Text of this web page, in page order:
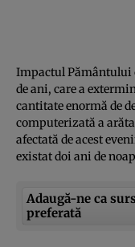
Impactul Pământului
de ani, care a
cantitate enormă de
computerizată a
afectată de acest
existat doi ani de
Adaugă-ne ca
preferată